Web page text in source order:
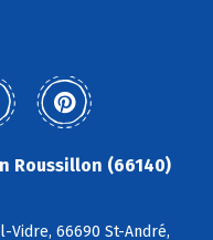
Roussillon (66140)
Vidre, 66690 St-André,